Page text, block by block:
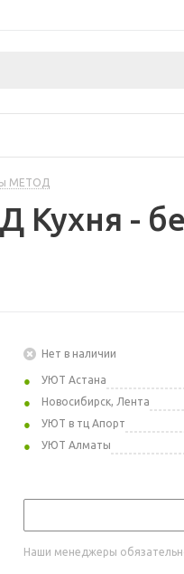
МЕТОД
Кухня -
Нет в наличии
УЮТ Астана
Новосибирск, Лента
УЮТ в тц Апорт
УЮТ Алматы
Наши менеджеры